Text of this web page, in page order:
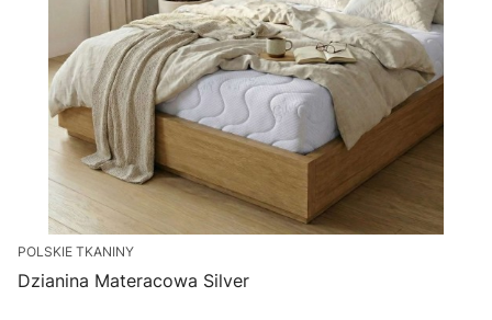
POLSKIE TKANINY
Dzianina Materacowa Silver